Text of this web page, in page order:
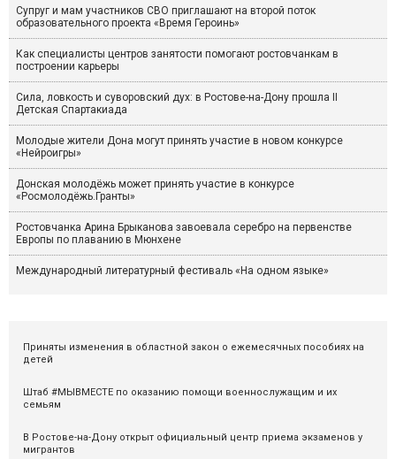
Супруг и мам участников СВО приглашают на второй поток
образовательного проекта «Время Героинь»
Как специалисты центров занятости помогают ростовчанкам в
построении карьеры
Сила, ловкость и суворовский дух: в Ростове-на-Дону прошла II
Детская Спартакиада
Молодые жители Дона могут принять участие в новом конкурсе
«Нейроигры»
Донская молодёжь может принять участие в конкурсе
«Росмолодёжь.Гранты»
Ростовчанка Арина Брыканова завоевала серебро на первенстве
Европы по плаванию в Мюнхене
Международный литературный фестиваль «На одном языке»
Приняты изменения в областной закон о ежемесячных пособиях на
детей
Штаб #МЫВМЕСТЕ по оказанию помощи военнослужащим и их
семьям
В Ростове-на-Дону открыт официальный центр приема экзаменов у
мигрантов